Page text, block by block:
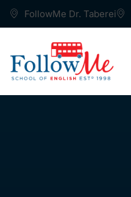
FollowMe Dr. Taberei